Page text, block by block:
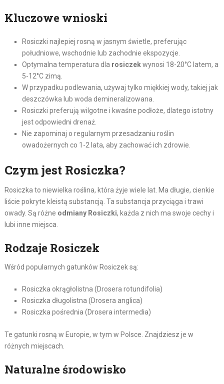
Kluczowe wnioski
Rosiczki najlepiej rosną w jasnym świetle, preferując
południowe, wschodnie lub zachodnie ekspozycje.
Optymalna temperatura dla rosiczekwynosi 18-20°C latem, a
5-12°C zimą.
W przypadku podlewania, używaj tylko miękkiej wody, takiej jak
deszczówka lub woda demineralizowana.
Rosiczki preferują wilgotne i kwaśne podłoże, dlatego istotny
jest odpowiedni drenaż.
Nie zapominaj o regularnym przesadzaniu roślin
owadożernych co 1-2 lata, aby zachować ich zdrowie.
Czym jest Rosiczka?
Rosiczka to niewielka roślina, która żyje wiele lat. Ma długie, cienkie
liście pokryte kleistą substancją. Ta substancja przyciąga i trawi
owady. Są różne odmiany Rosiczki, każda z nich ma swoje cechy i
lubi inne miejsca.
Rodzaje Rosiczek
Wśród popularnych gatunków Rosiczek są:
Rosiczka okrągłolistna (Drosera rotundifolia)
Rosiczka długolistna (Drosera anglica)
Rosiczka pośrednia (Drosera intermedia)
Te gatunki rosną w Europie, w tym w Polsce. Znajdziesz je w
różnych miejscach.
Naturalne środowisko